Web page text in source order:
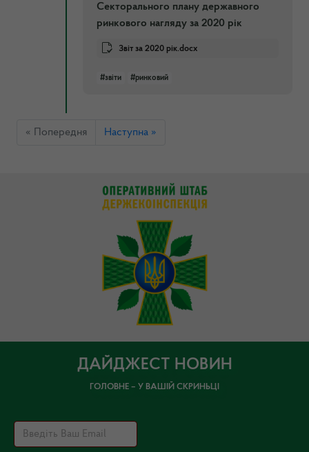
Секторального плану державного
ринкового нагляду за 2020 рік
Звіт за 2020 рік.docx
#звіти #ринковий
« Попередня Наступна »
ДАЙДЖЕСТ НОВИН
ГОЛОВНЕ – У ВАШІЙ СКРИНЬЦІ